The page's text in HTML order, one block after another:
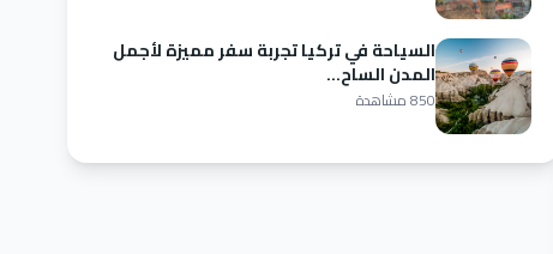
السياحة في تركيا تجربة سفر مميزة لأجمل
المدن الساح...
850 مشاهدة